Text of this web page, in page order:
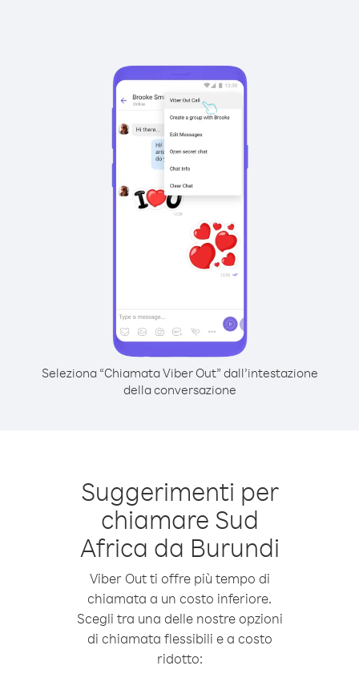
Seleziona “Chiamata Viber Out” dall’intestazione
della conversazione
Suggerimenti per
chiamare Sud
Africa da Burundi
Viber Out ti offre più tempo di
chiamata a un costo inferiore.
Scegli tra una delle nostre opzioni
di chiamata flessibili e a costo
ridotto: